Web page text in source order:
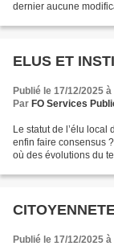
dernier aucune
ELUS ET
Publié le 17/12/2025
Par FO Services
Le statut de l’élu local
enfin faire consensus
où des évolutions du
Publié le 17/12/2025 à